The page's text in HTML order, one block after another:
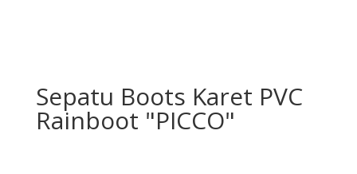
Sepatu Boots Karet PVC
Rainboot "PICCO"